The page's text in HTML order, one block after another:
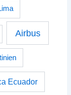
Airbus
Ecuador